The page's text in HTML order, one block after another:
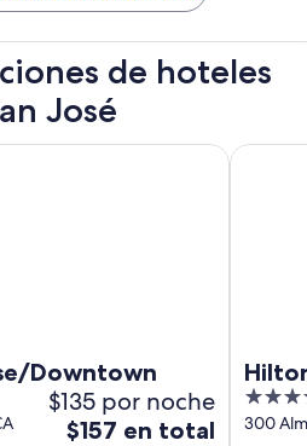
de hoteles
José
Downtown
$135 por noche
El
$157 en total
4
out
300
Hilton